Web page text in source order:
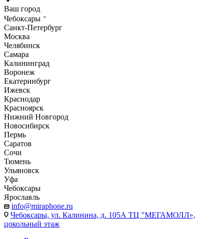
Ваш город
Чебоксары
Санкт-Петербург
Москва
Челябинск
Самара
Калининград
Воронеж
Екатеринбург
Ижевск
Краснодар
Красноярск
Нижний Новгород
Новосибирск
Пермь
Саратов
Сочи
Тюмень
Ульяновск
Уфа
Чебоксары
Ярославль
info@miraphone.ru
Чебоксары, ул. Калинина, д. 105А ТЦ "МЕГАМОЛЛ»,
цокольный этаж